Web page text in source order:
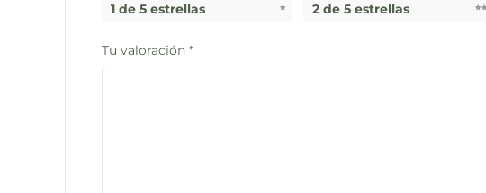
1 de 5 estrellas 2 de 5 estrellas
Tu valoración *